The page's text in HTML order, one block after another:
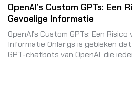
OpenAI’s Custom GPTs: Een
Gevoelige Informatie
OpenAI’s Custom GPTs: Een Risico
Informatie Onlangs is gebleken
GPT-chatbots van OpenAI, die